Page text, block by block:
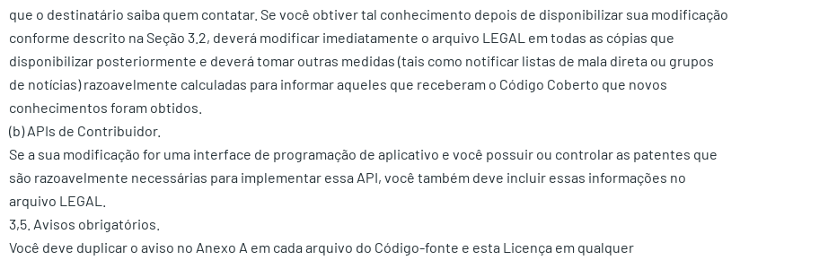
que o destinatário saiba quem contatar. Se você obtiver tal conhecimento depois de disponibilizar sua modificação
conforme descrito na Seção 3.2, deverá modificar imediatamente o arquivo LEGAL em todas as cópias que
disponibilizar posteriormente e deverá tomar outras medidas (tais como notificar listas de mala direta ou grupos
de notícias) razoavelmente calculadas para informar aqueles que receberam o Código Coberto que novos
conhecimentos foram obtidos.
(b) APIs de Contribuidor.
Se a sua modificação for uma interface de programação de aplicativo e você possuir ou controlar as patentes que
são razoavelmente necessárias para implementar essa API, você também deve incluir essas informações no
arquivo LEGAL.
3,5. Avisos obrigatórios.
Você deve duplicar o aviso no Anexo A em cada arquivo do Código-fonte e esta Licença em qualquer